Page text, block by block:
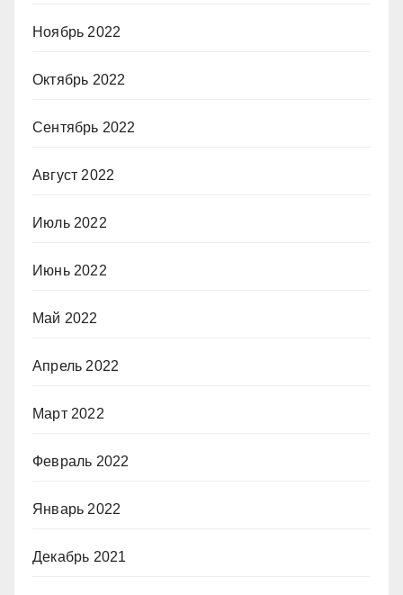
Ноябрь 2022
Октябрь 2022
Сентябрь 2022
Август 2022
Июль 2022
Июнь 2022
Май 2022
Апрель 2022
Март 2022
Февраль 2022
Январь 2022
Декабрь 2021